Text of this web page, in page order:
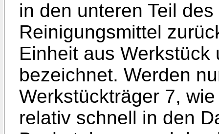
in den unteren Teil
Reinigungsmittel
Einheit aus
bezeichnet. Werden
Werkstückträger 7,
relativ schnell in den